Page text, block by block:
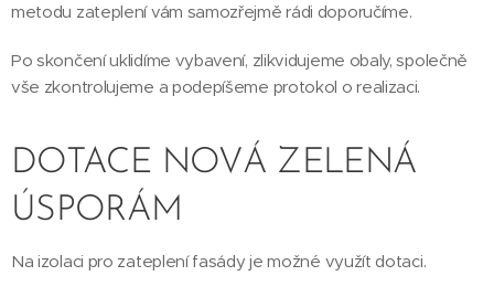
metodu zateplení vám samozřejmě rádi doporučíme.
Po skončení uklidíme vybavení, zlikvidujeme obaly, společně
vše zkontrolujeme a podepíšeme protokol o realizaci.
DOTACE NOVÁ ZELENÁ
ÚSPORÁM
Na izolaci pro zateplení fasády je možné využít dotaci.